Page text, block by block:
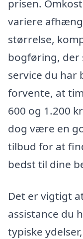
prisen.
variere
størrelse,
bogføring, der
service du har
forvente, at
600 og 1.200
dog være en
tilbud for at
bedst til dine
Det er vigtigt
assistance du
typiske